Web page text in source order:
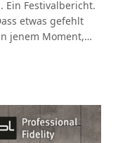
Ein Festivalbericht.
etwas gefehlt
jenem Moment,…